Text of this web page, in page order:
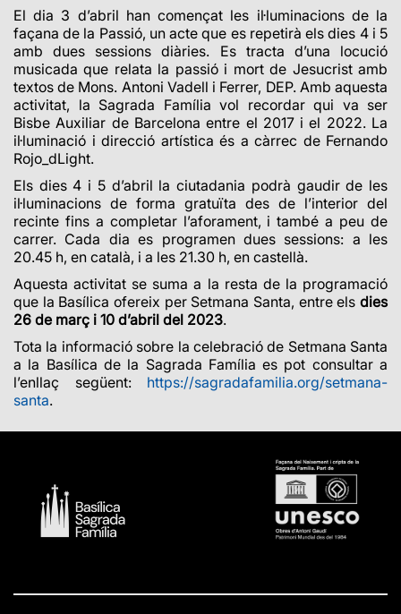
El dia 3 d’abril han començat les il·luminacions de la
façana de la Passió, un acte que es repetirà els dies 4 i 5
amb dues sessions diàries. Es tracta d’una locució
musicada que relata la passió i mort de Jesucrist amb
textos de Mons. Antoni Vadell i Ferrer, DEP. Amb aquesta
activitat, la Sagrada Família vol recordar qui va ser
Bisbe Auxiliar de Barcelona entre el 2017 i el 2022. La
il·luminació i direcció artística és a càrrec de Fernando
Rojo_dLight.
Els dies 4 i 5 d’abril la ciutadania podrà gaudir de les
il·luminacions de forma gratuïta des de l’interior del
recinte fins a completar l’aforament, i també a peu de
carrer. Cada dia es programen dues sessions: a les
20.45 h, en català, i a les 21.30 h, en castellà.
Aquesta activitat se suma a la resta de la programació
que la Basílica ofereix per Setmana Santa, entre elsdies
26 de març i 10 d’abril del 2023.
Tota la informació sobre la celebració de Setmana Santa
a la Basílica de la Sagrada Família es pot consultar a
l’enllaç següent: https://sagradafamilia.org/setmana-
santa.